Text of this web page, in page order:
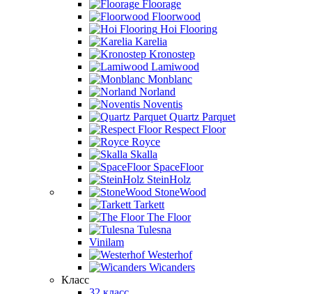
Floorage
Floorwood
Hoi Flooring
Karelia
Kronostep
Lamiwood
Monblanc
Norland
Noventis
Quartz Parquet
Respect Floor
Royce
Skalla
SpaceFloor
SteinHolz
StoneWood
Tarkett
The Floor
Tulesna
Vinilam
Westerhof
Wicanders
Класс